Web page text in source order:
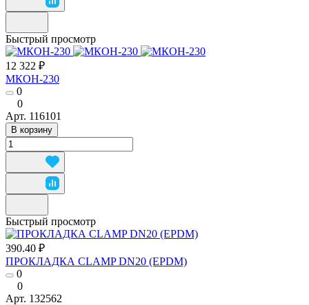
Быстрый просмотр
12 322 ₽
МКОН-230
0
0
Арт. 116101
В корзину
Быстрый просмотр
390.40 ₽
ПРОКЛАДКА CLAMP DN20 (EPDM)
0
0
Арт. 132562